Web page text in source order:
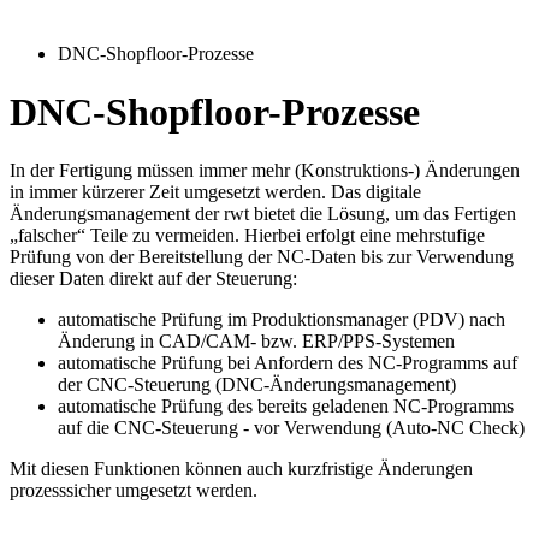
DNC-Shopfloor-Prozesse
DNC-Shopfloor-Prozesse
In der Fertigung müssen immer mehr (Konstruktions-) Änderungen
in immer kürzerer Zeit umgesetzt werden. Das digitale
Änderungsmanagement der rwt bietet die Lösung, um das Fertigen
„falscher“ Teile zu vermeiden. Hierbei erfolgt eine mehrstufige
Prüfung von der Bereitstellung der NC-Daten bis zur Verwendung
dieser Daten direkt auf der Steuerung:
automatische Prüfung im Produktionsmanager (PDV) nach
Änderung in CAD/CAM- bzw. ERP/PPS-Systemen
automatische Prüfung bei Anfordern des NC-Programms auf
der CNC-Steuerung (DNC-Änderungsmanagement)
automatische Prüfung des bereits geladenen NC-Programms
auf die CNC-Steuerung - vor Verwendung (Auto-NC Check)
Mit diesen Funktionen können auch kurzfristige Änderungen
prozesssicher umgesetzt werden.